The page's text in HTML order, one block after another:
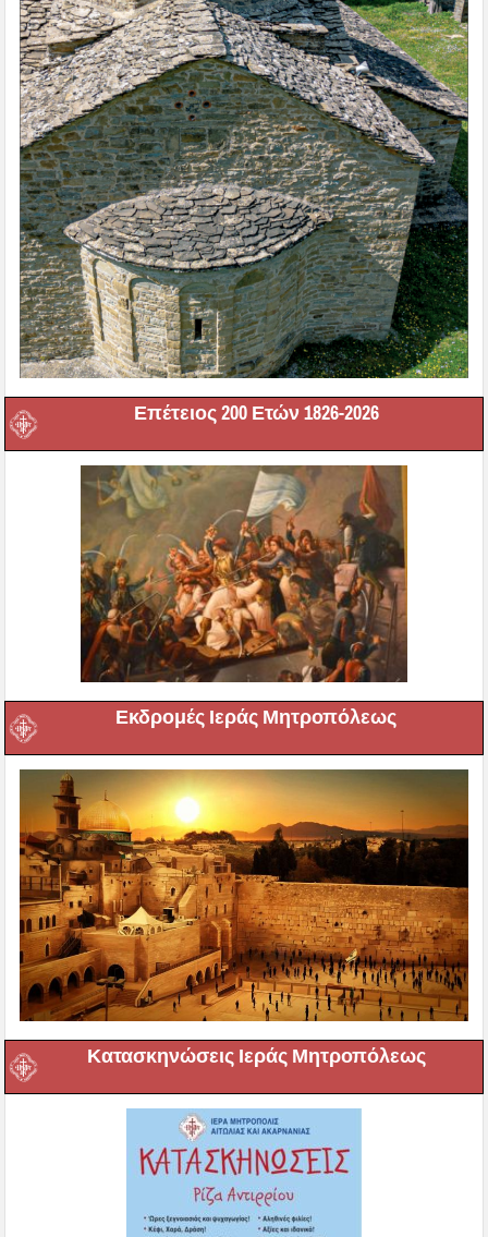
Επέτειος 200 Ετών 1826-2026
Εκδρομές Ιεράς Μητροπόλεως
Κατασκηνώσεις Ιεράς Μητροπόλεως